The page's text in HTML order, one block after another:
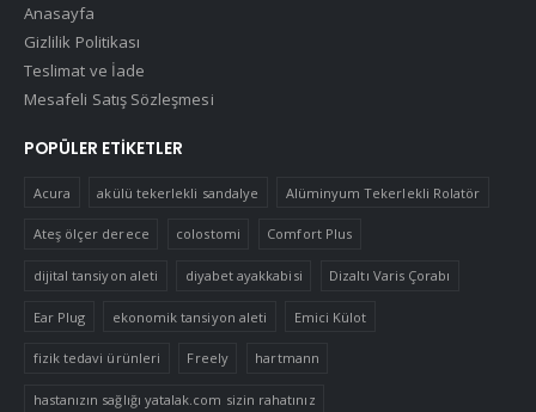
Anasayfa
Gizlilik Politikası
Teslimat ve İade
Mesafeli Satış Sözleşmesi
POPÜLER ETIKETLER
Acura akülü tekerlekli sandalye Alüminyum Tekerlekli Rolatör
Ateş ölçer derece colostomi Comfort Plus
dijital tansiyon aleti diyabet ayakkabisi Dizaltı Varis Çorabı
Ear Plug ekonomik tansiyon aleti Emici Külot
fizik tedavi ürünleri Freely hartmann
hastanızın sağlığı yatalak.com sizin rahatınız